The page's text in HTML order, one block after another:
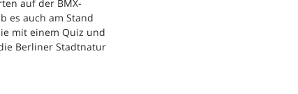
auf der BMX-
es auch am Stand
mit einem Quiz und
Berliner Stadtnatur